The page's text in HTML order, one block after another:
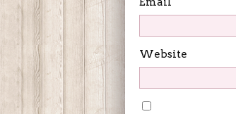
Website